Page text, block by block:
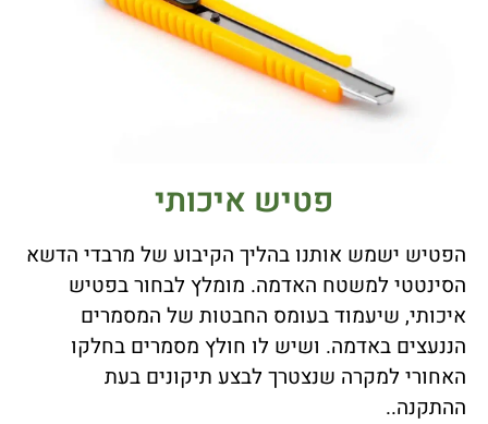
פטיש איכותי
הפטיש ישמש אותנו בהליך הקיבוע של מרבדי הדשא
הסינטטי למשטח האדמה. מומלץ לבחור בפטיש
איכותי, שיעמוד בעומס החבטות של המסמרים
הננעצים באדמה. ושיש לו חולץ מסמרים בחלקו
האחורי למקרה שנצטרך לבצע תיקונים בעת
ההתקנה..